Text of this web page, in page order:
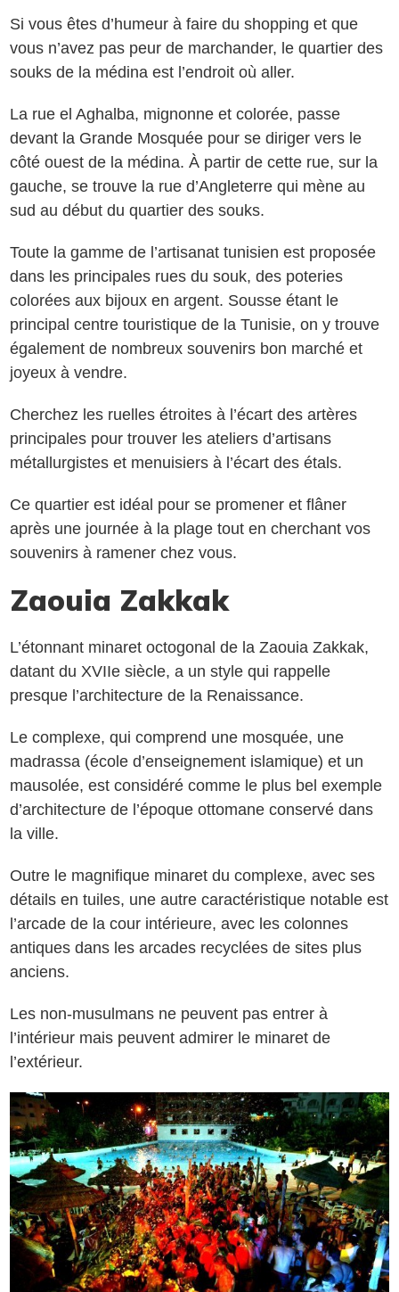
Si vous êtes d’humeur à faire du shopping et que
vous n’avez pas peur de marchander, le quartier des
souks de la médina est l’endroit où aller.
La rue el Aghalba, mignonne et colorée, passe
devant la Grande Mosquée pour se diriger vers le
côté ouest de la médina. À partir de cette rue, sur la
gauche, se trouve la rue d’Angleterre qui mène au
sud au début du quartier des souks.
Toute la gamme de l’artisanat tunisien est proposée
dans les principales rues du souk, des poteries
colorées aux bijoux en argent. Sousse étant le
principal centre touristique de la Tunisie, on y trouve
également de nombreux souvenirs bon marché et
joyeux à vendre.
Cherchez les ruelles étroites à l’écart des artères
principales pour trouver les ateliers d’artisans
métallurgistes et menuisiers à l’écart des étals.
Ce quartier est idéal pour se promener et flâner
après une journée à la plage tout en cherchant vos
souvenirs à ramener chez vous.
Zaouia Zakkak
L’étonnant minaret octogonal de la Zaouia Zakkak,
datant du XVIIe siècle, a un style qui rappelle
presque l’architecture de la Renaissance.
Le complexe, qui comprend une mosquée, une
madrassa (école d’enseignement islamique) et un
mausolée, est considéré comme le plus bel exemple
d’architecture de l’époque ottomane conservé dans
la ville.
Outre le magnifique minaret du complexe, avec ses
détails en tuiles, une autre caractéristique notable est
l’arcade de la cour intérieure, avec les colonnes
antiques dans les arcades recyclées de sites plus
anciens.
Les non-musulmans ne peuvent pas entrer à
l’intérieur mais peuvent admirer le minaret de
l’extérieur.